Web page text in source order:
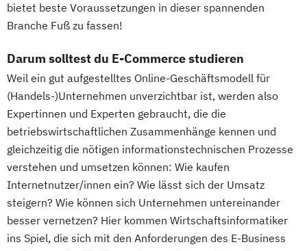
bietet beste Voraussetzungen in dieser spannenden
Branche Fuß zu fassen!
Darum solltest du E-Commerce studieren
Weil ein gut aufgestelltes Online-Geschäftsmodell für
(Handels-)Unternehmen unverzichtbar ist, werden also
Expertinnen und Experten gebraucht, die die
betriebswirtschaftlichen Zusammenhänge kennen und
gleichzeitig die nötigen informationstechnischen Prozesse
verstehen und umsetzen können: Wie kaufen
Internetnutzer/innen ein? Wie lässt sich der Umsatz
steigern? Wie können sich Unternehmen untereinander
besser vernetzen? Hier kommen Wirtschaftsinformatiker
ins Spiel, die sich mit den Anforderungen des E-Business